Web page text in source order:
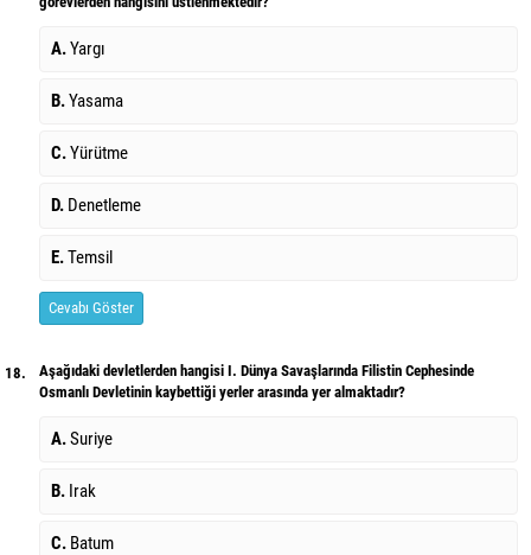
A.Yargı
B.Yasama
C.Yürütme
D. Denetleme
E.Temsil
Cevabı Göster
18.
Aşağıdaki devletlerden hangisi I. Dünya Savaşlarında Filistin Cephesinde
Osmanlı Devletinin kaybettiği yerler arasında yer almaktadır?
A.Suriye
B. Irak
C. Batum